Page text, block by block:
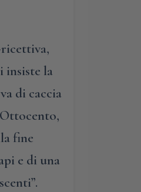
insiste la
di caccia
fine
e di una